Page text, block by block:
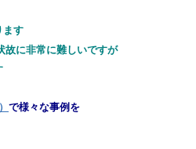
ます
故に非常に難しいですが
で様々な事例を